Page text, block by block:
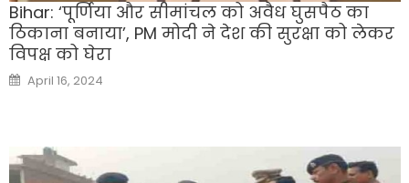
Bihar: ‘पूर्णिया और सीमांचल को अवैध घुसपैठ का
ठिकाना बनाया’, PM मोदी ने देश की सुरक्षा को लेकर
विपक्ष को घेरा
Posted
on
April 16, 2024